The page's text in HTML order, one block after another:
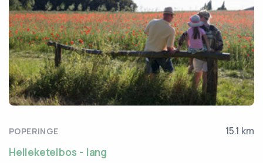
POPERINGE 15.1 km
Helleketelbos - lang